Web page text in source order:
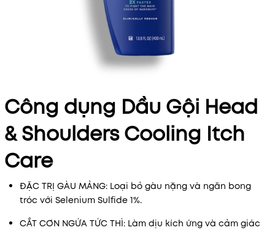
Công dụng Dầu Gội Head
& Shoulders Cooling Itch
Care
ĐẶC TRỊ GÀU MẢNG: Loại bỏ gàu nặng và ngăn bong
tróc với Selenium Sulfide 1%.
CẮT CƠN NGỨA TỨC THÌ: Làm dịu kích ứng và cảm giác